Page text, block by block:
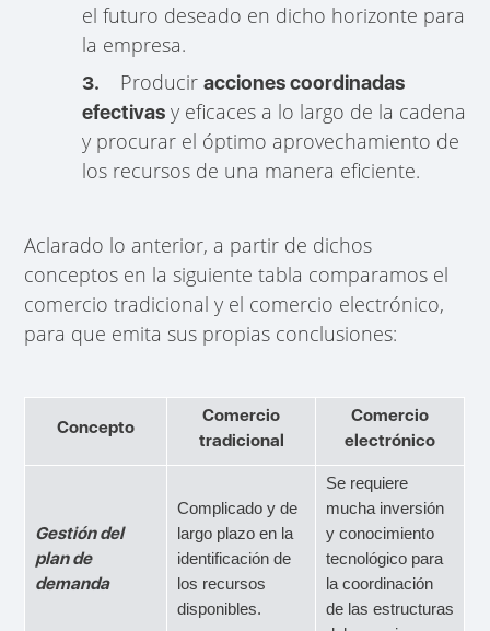
el futuro deseado en dicho horizonte para
la empresa.
3. Producir acciones coordinadas
efectivasy eficaces a lo largo de la cadena
y procurar el óptimo aprovechamiento de
los recursos de una manera eficiente.
Aclarado lo anterior, a partir de dichos
conceptos en la siguiente tabla comparamos el
comercio tradicional y el comercio electrónico,
para que emita sus propias conclusiones:
Concepto
Comercio
tradicional
Comercio
electrónico
Gestión del
plan de
demanda
Complicado y de
largo plazo en la
identificación de
los recursos
disponibles.
Se requiere
mucha inversión
y conocimiento
tecnológico para
la coordinación
de las estructuras